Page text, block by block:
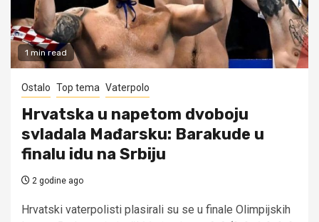
1 min read
Ostalo Top tema Vaterpolo
Hrvatska u napetom dvoboju
svladala Mađarsku: Barakude u
finalu idu na Srbiju
2 godine ago
Hrvatski vaterpolisti plasirali su se u finale Olimpijskih